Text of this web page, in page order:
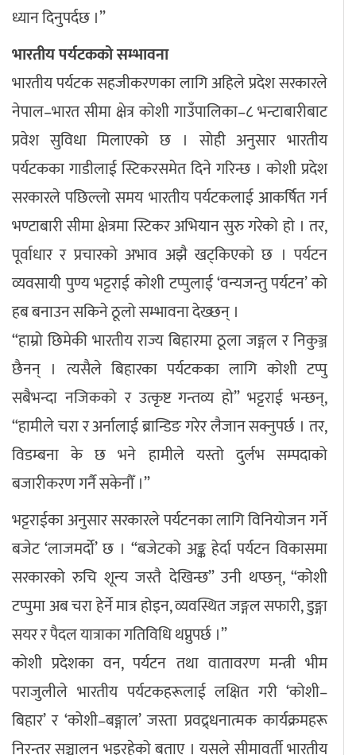
ध्यान दिनुपर्दछ ।”
भारतीय पर्यटकको सम्भावना
भारतीय पर्यटक सहजीकरणका लागि अहिले प्रदेश सरकारले
नेपाल–भारत सीमा क्षेत्र कोशी गाउँपालिका–८ भन्टाबारीबाट
प्रवेश सुविधा मिलाएको छ । सोही अनुसार भारतीय
पर्यटकका गाडीलाई स्टिकरसमेत दिने गरिन्छ । कोशी प्रदेश
सरकारले पछिल्लो समय भारतीय पर्यटकलाई आकर्षित गर्न
भण्टाबारी सीमा क्षेत्रमा स्टिकर अभियान सुरु गरेको हो । तर,
पूर्वाधार र प्रचारको अभाव अझै खट्किएको छ । पर्यटन
व्यवसायी पुण्य भट्टराई कोशी टप्पुलाई ‘वन्यजन्तु पर्यटन’ को
हब बनाउन सकिने ठूलो सम्भावना देख्छन् ।
“हाम्रो छिमेकी भारतीय राज्य बिहारमा ठूला जङ्गल र निकुञ्ज
छैनन् । त्यसैले बिहारका पर्यटकका लागि कोशी टप्पु
सबैभन्दा नजिकको र उत्कृष्ट गन्तव्य हो” भट्टराई भन्छन्,
“हामीले चरा र अर्नालाई ब्रान्डिङ गरेर लैजान सक्नुपर्छ । तर,
विडम्बना के छ भने हामीले यस्तो दुर्लभ सम्पदाको
बजारीकरण गर्नै सकेनौँ ।”
भट्टराईका अनुसार सरकारले पर्यटनका लागि विनियोजन गर्ने
बजेट ‘लाजमर्दो’ छ । “बजेटको अङ्क हेर्दा पर्यटन विकासमा
सरकारको रुचि शून्य जस्तै देखिन्छ” उनी थप्छन्, “कोशी
टप्पुमा अब चरा हेर्ने मात्र होइन, व्यवस्थित जङ्गल सफारी, डुङ्गा
सयर र पैदल यात्राका गतिविधि थप्नुपर्छ ।”
कोशी प्रदेशका वन, पर्यटन तथा वातावरण मन्त्री भीम
पराजुलीले भारतीय पर्यटकहरूलाई लक्षित गरी ‘कोशी–
बिहार’ र ‘कोशी–बङ्गाल’ जस्ता प्रवद्र्धनात्मक कार्यक्रमहरू
निरन्तर सञ्चालन भइरहेको बताए । यसले सीमावर्ती भारतीय